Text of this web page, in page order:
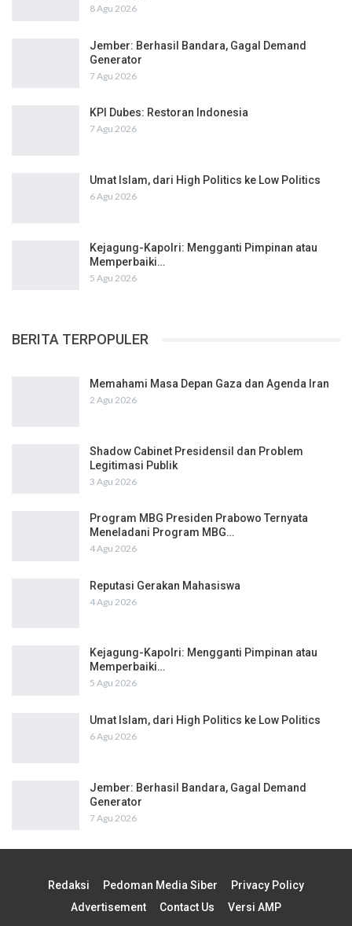
8 Agu 2026
Jember: Berhasil Bandara, Gagal Demand
Generator
7 Agu 2026
KPI Dubes: Restoran Indonesia
7 Agu 2026
Umat Islam, dari High Politics ke Low Politics
6 Agu 2026
Kejagung-Kapolri: Mengganti Pimpinan atau
Memperbaiki…
5 Agu 2026
BERITA TERPOPULER
Memahami Masa Depan Gaza dan Agenda Iran
2 Agu 2026
Shadow Cabinet Presidensil dan Problem
Legitimasi Publik
3 Agu 2026
Program MBG Presiden Prabowo Ternyata
Meneladani Program MBG…
4 Agu 2026
Reputasi Gerakan Mahasiswa
4 Agu 2026
Kejagung-Kapolri: Mengganti Pimpinan atau
Memperbaiki…
5 Agu 2026
Umat Islam, dari High Politics ke Low Politics
6 Agu 2026
Jember: Berhasil Bandara, Gagal Demand
Generator
7 Agu 2026
Redaksi Pedoman Media Siber
Privacy Policy
Advertisement
Contact Us Versi AMP